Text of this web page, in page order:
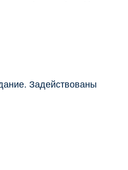
Задействованы